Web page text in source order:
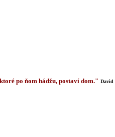
po ňom hádžu, postaví dom." David